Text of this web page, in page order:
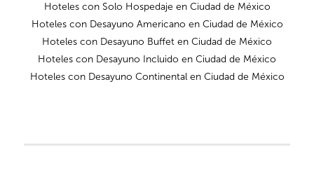
Hoteles con Solo Hospedaje en Ciudad de México
Hoteles con Desayuno Americano en Ciudad de México
Hoteles con Desayuno Buffet en Ciudad de México
Hoteles con Desayuno Incluido en Ciudad de México
Hoteles con Desayuno Continental en Ciudad de México